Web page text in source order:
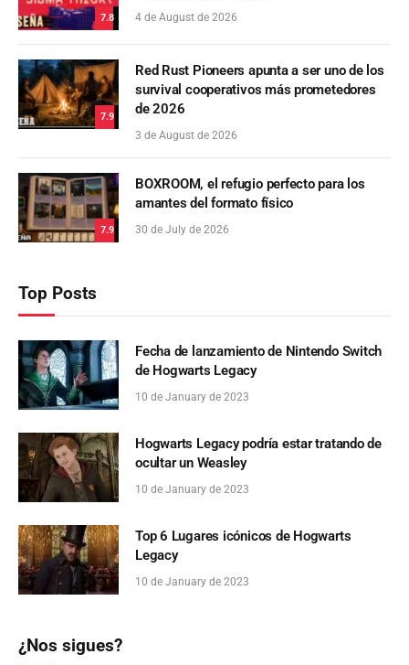
7.8 4 de August de 2026
7.9
Red Rust Pioneers apunta a ser uno de los
survival cooperativos más prometedores
de 2026
3 de August de 2026
7.9
BOXROOM, el refugio perfecto para los
amantes del formato físico
30 de July de 2026
Top Posts
Fecha de lanzamiento de Nintendo Switch
de Hogwarts Legacy
10 de January de 2023
Hogwarts Legacy podría estar tratando de
ocultar un Weasley
10 de January de 2023
Top 6 Lugares icónicos de Hogwarts
Legacy
10 de January de 2023
¿Nos sigues?